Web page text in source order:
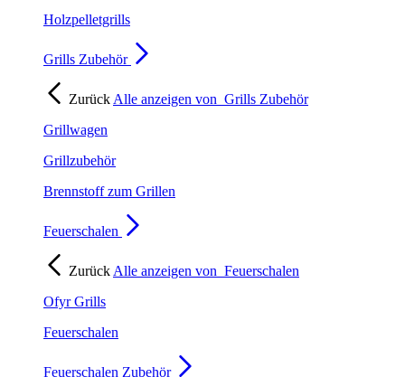
Holzpelletgrills
Grills Zubehör
Zurück Alle anzeigen von Grills Zubehör
Grillwagen
Grillzubehör
Brennstoff zum Grillen
Feuerschalen
Zurück Alle anzeigen von Feuerschalen
Ofyr Grills
Feuerschalen
Feuerschalen Zubehör